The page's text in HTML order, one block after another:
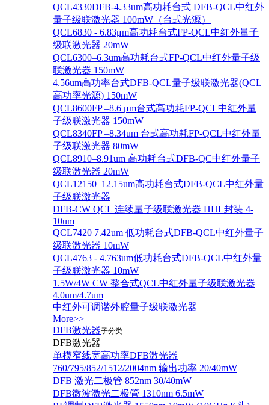
QCL4330DFB-4.33um高功耗台式 DFB-QCL中红外
量子级联激光器 100mW（台式光源）
QCL6830 - 6.83μm高功耗台式FP-QCL中红外量子
级联激光器 20mW
QCL6300–6.3um高功耗台式FP-QCL中红外量子级
联激光器 150mW
4.56um高功率台式DFB-QCL量子级联激光器(QCL
高功率光源) 150mW
QCL8600FP –8.6 μm台式高功耗FP-QCL中红外量
子级联激光器 150mW
QCL8340FP –8.34um 台式高功耗FP-QCL中红外量
子级联激光器 80mW
QCL8910–8.91um 高功耗台式DFB-QC中红外量子
级联激光器 20mW
QCL12150–12.15um高功耗台式DFB-QCL中红外量
子级联激光器
DFB-CW QCL 连续量子级联激光器 HHL封装 4-
10um
QCL7420 7.42um 低功耗台式DFB-QCL中红外量子
级联激光器 10mW
QCL4763 - 4.763um低功耗台式DFB-QCL中红外量
子级联激光器 10mW
1.5W/4W CW 整合式QCL中红外量子级联激光器
4.0um/4.7um
中红外可调谐外腔量子级联激光器
More>>
DFB激光器子分类
DFB激光器
单模窄线宽高功率DFB激光器
760/795/852/1512/2004nm 输出功率 20/40mW
DFB 激光二极管 852nm 30/40mW
DFB微波激光二极管 1310nm 6.5mW